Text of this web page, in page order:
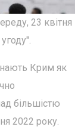
23 квітня
Крим як
більшістю
2022 року.